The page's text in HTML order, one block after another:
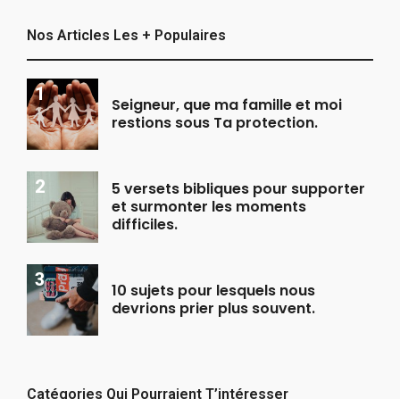
Nos Articles Les + Populaires
Seigneur, que ma famille et moi
restions sous Ta protection.
5 versets bibliques pour supporter
et surmonter les moments
difficiles.
10 sujets pour lesquels nous
devrions prier plus souvent.
Catégories Qui Pourraient T’intéresser